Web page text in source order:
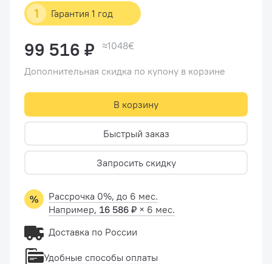
1 Гарантия 1 год
99 516 ₽ ≈1048€
Дополнительная скидка по купону в корзине
В корзину
Быстрый заказ
Запросить скидку
Рассрочка 0%, до 6 мес.
Например, 16 586 ₽ × 6 мес.
Доставка по России
Удобные способы оплаты